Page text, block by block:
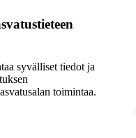
syvälliset tiedot ja
toimintaa.